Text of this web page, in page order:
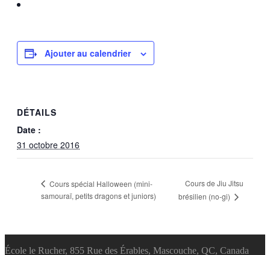
Ajouter au calendrier
DÉTAILS
Date :
31 octobre 2016
Cours spécial Halloween (mini-
samouraï, petits dragons et juniors)
Cours de Jiu Jitsu
brésilien (no-gi)
École le Rucher, 855 Rue des Érables, Mascouche, QC, Canada